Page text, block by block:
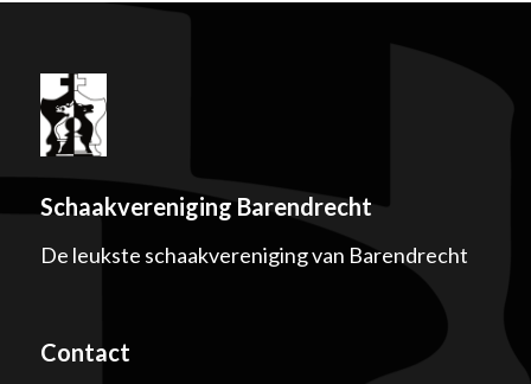
Schaakvereniging Barendrecht
De leukste schaakvereniging van Barendrecht
Contact